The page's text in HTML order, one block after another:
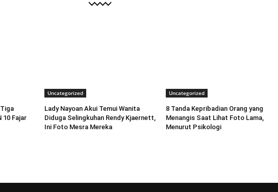
10 Fajar
Uncategorized
Lady Nayoan Akui Temui Wanita
Diduga Selingkuhan Rendy Kjaernett,
Ini Foto Mesra Mereka
Uncategorized
8 Tanda Kepribadian Orang yang
Menangis Saat Lihat Foto Lama,
Menurut Psikologi